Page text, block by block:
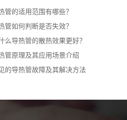
管的适用范围有哪些？
管如何判断是否失效？
么导热管的散热效果更好？
管原理及其应用场景介绍
的导热管故障及其解决方法